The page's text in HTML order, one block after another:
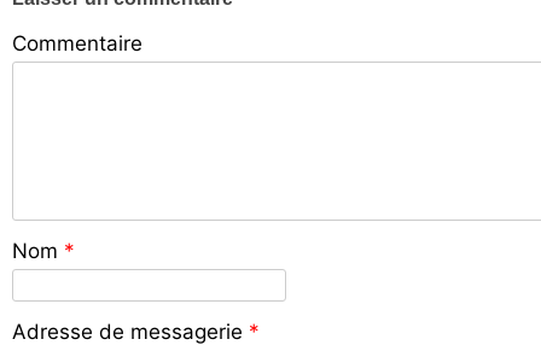
Commentaire
Nom *
Adresse de messagerie *